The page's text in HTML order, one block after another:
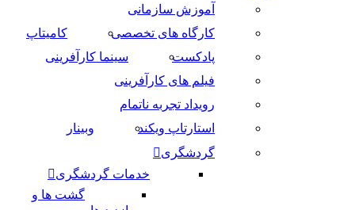
آموزش سازمانی
کارگاه های تخصصی
کامیتاپ
سینما کارآفرینی
فیلم های کارآفرینی
رویداد تجربه ناتمام
استارتاپ ویکند
وبینار
گردشگری
خدمات گردشگری
گشت ها و